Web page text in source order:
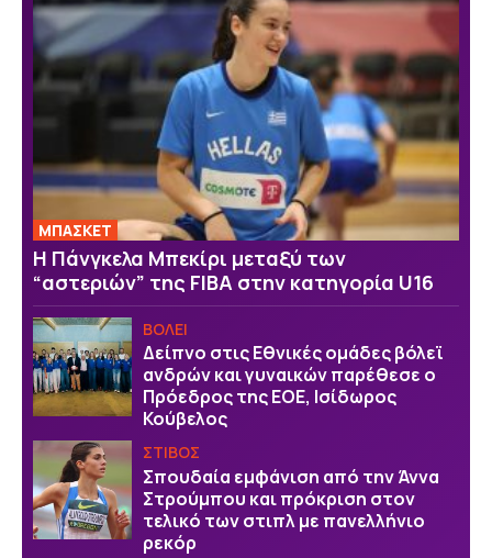
ΜΠΑΣΚΕΤ
H Πάνγκελα Μπεκίρι μεταξύ των
“αστεριών” της FIBA στην κατηγορία U16
ΒOΛΕΙ
Δείπνο στις Εθνικές ομάδες βόλεϊ
ανδρών και γυναικών παρέθεσε ο
Πρόεδρος της ΕΟΕ, Ισίδωρος
Κούβελος
ΣΤΙΒΟΣ
Σπουδαία εμφάνιση από την Άννα
Στρούμπου και πρόκριση στον
τελικό των στιπλ με πανελλήνιο
ρεκόρ